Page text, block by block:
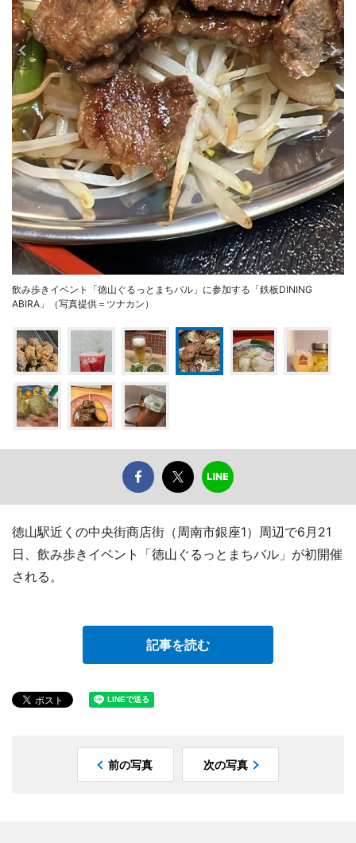
飲み歩きイベント「徳山ぐるっとまちバル」に参加する「鉄板DINING
ABIRA」（写真提供＝ツナカン）
徳山駅近くの中央街商店街（周南市銀座1）周辺で6月21
日、飲み歩きイベント「徳山ぐるっとまちバル」が初開催
される。
記事を読む
前の写真 次の写真